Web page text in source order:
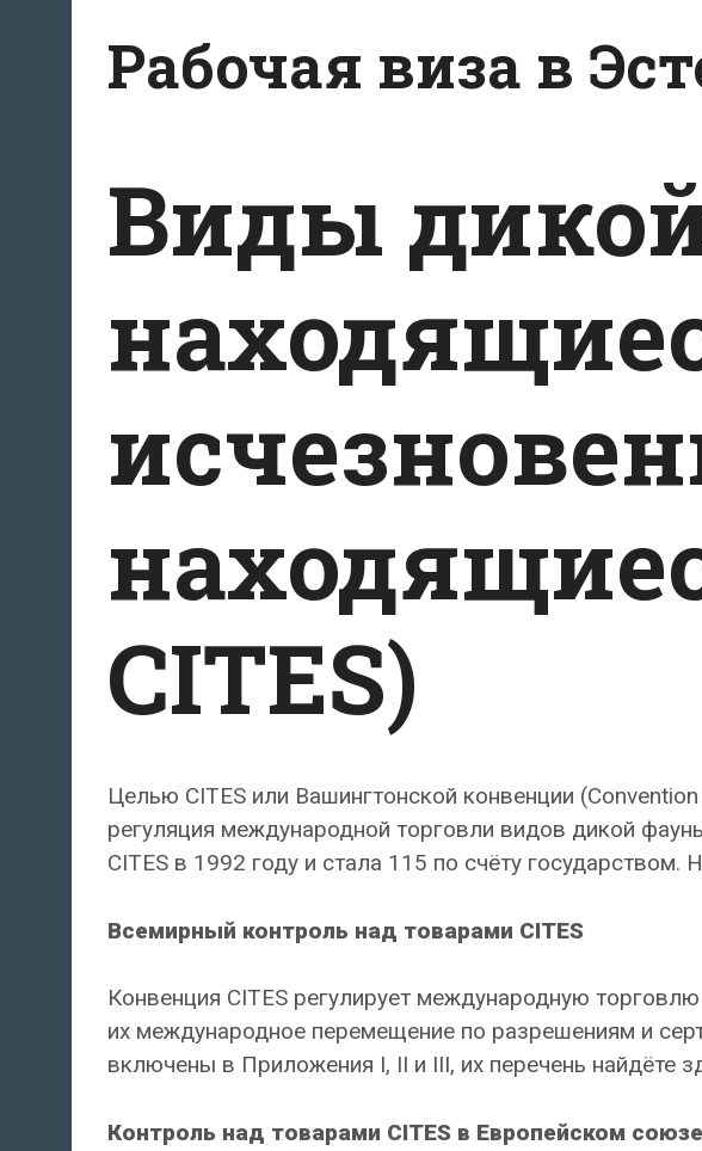
содержимому
Рабочая виза в
Виды
CITES)
Целью CITES или Вашингтонской конвенции
регуляция международной торговли видов дикой
CITES в 1992 году и стала 115 по счёту
Всемирный контроль над товарами CITES
Конвенция CITES регулирует международную
их международное перемещение по разрешениям и
включены в Приложения I, II и III, их перечень найдёте
Контроль над товарами CITES в Европейском союзе